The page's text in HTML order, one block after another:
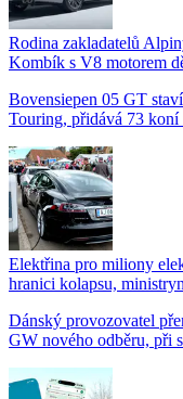
Rodina zakladatelů
Kombík s V8 motorem
Bovensiepen 05 GT
Touring, přidává 73 koní
Elektřina pro miliony
hranici kolapsu,
Dánský provozovatel
GW nového odběru, při